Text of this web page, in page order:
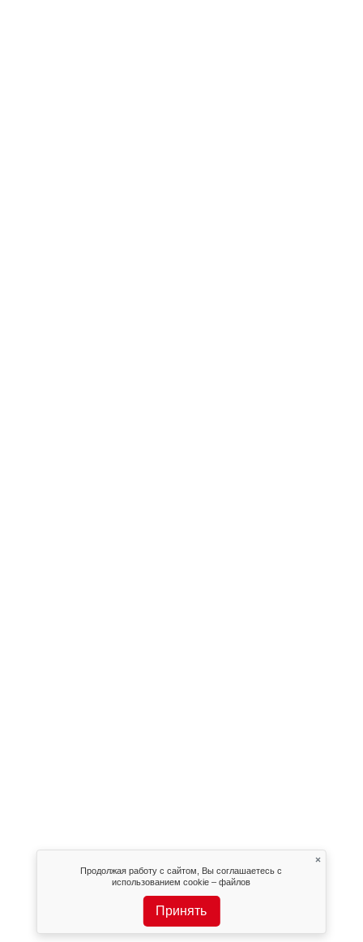
Продолжая работу с сайтом, Вы соглашаетесь с
использованием cookie – файлов
Принять
×